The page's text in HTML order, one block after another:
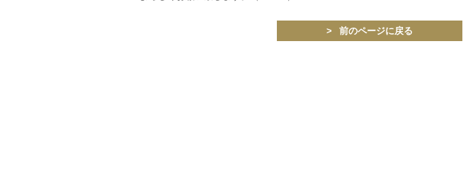
前のページに戻る